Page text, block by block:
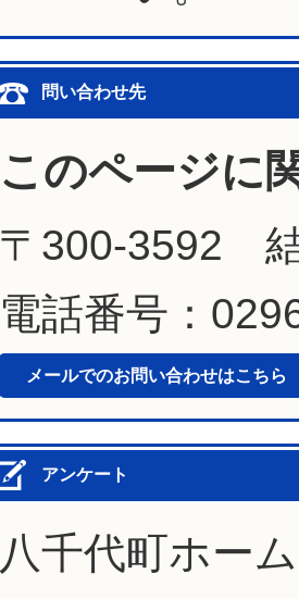
問い合わせ先
このページに
〒300-3592
電話番号：
メールでのお問い合わせはこちら
アンケート
八千代町ホー